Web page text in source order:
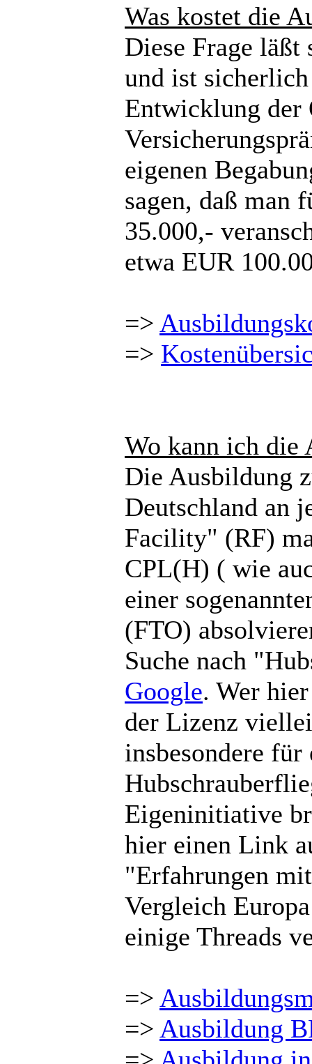
Was kostet die
Diese Frage läßt
und ist
Entwicklung der
eigenen
sagen, daß man
35.000,-
etwa EUR
=>
=>
Wo kann ich die
Die Ausbildung
Deutschland an
Facility" (RF)
CPL(H) ( wie
einer
(FTO)
Suche nach
Google. Wer
der Lizenz
insbesondere
Eigeninitiative
hier einen Link
"Erfahrungen
Vergleich
einige Threads
=>
=> Ausbildung